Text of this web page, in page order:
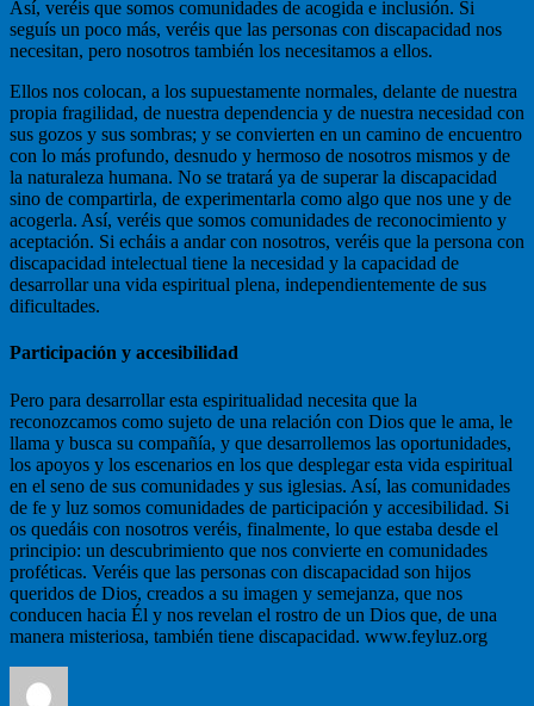
Así, veréis que somos comunidades de acogida e inclusión. Si
seguís un poco más, veréis que las personas con discapacidad nos
necesitan, pero nosotros también los necesitamos a ellos.
Ellos nos colocan, a los supuestamente normales, delante de nuestra
propia fragilidad, de nuestra dependencia y de nuestra necesidad con
sus gozos y sus sombras; y se convierten en un camino de encuentro
con lo más profundo, desnudo y hermoso de nosotros mismos y de
la naturaleza humana. No se tratará ya de superar la discapacidad
sino de compartirla, de experimentarla como algo que nos une y de
acogerla. Así, veréis que somos comunidades de reconocimiento y
aceptación. Si echáis a andar con nosotros, veréis que la persona con
discapacidad intelectual tiene la necesidad y la capacidad de
desarrollar una vida espiritual plena, independientemente de sus
dificultades.
Participación y accesibilidad
Pero para desarrollar esta espiritualidad necesita que la
reconozcamos como sujeto de una relación con Dios que le ama, le
llama y busca su compañía, y que desarrollemos las oportunidades,
los apoyos y los escenarios en los que desplegar esta vida espiritual
en el seno de sus comunidades y sus iglesias. Así, las comunidades
de fe y luz somos comunidades de participación y accesibilidad. Si
os quedáis con nosotros veréis, finalmente, lo que estaba desde el
principio: un descubrimiento que nos convierte en comunidades
proféticas. Veréis que las personas con discapacidad son hijos
queridos de Dios, creados a su imagen y semejanza, que nos
conducen hacia Él y nos revelan el rostro de un Dios que, de una
manera misteriosa, también tiene discapacidad. www.feyluz.org